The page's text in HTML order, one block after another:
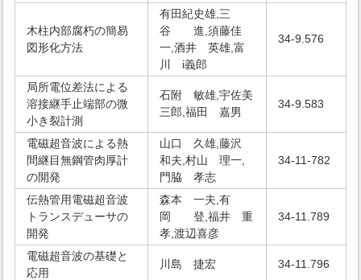
木柱内部腐朽の簡易
図形化方法
有田紀史雄,三
谷 進,須藤佳
一,酒井 英雄,富
川 i義郎
34-9.576
局所電位差法による
溶接継手止端部の微
小き裂計測
石附 敏雄,宇佐美
三郎,福田 嘉男
34-9.583
電磁超音波による熱
間継目無鋼管肉厚計
の開発
山口 久雄,藤沢
和夫,村山 理一,
門脇 孝志
34-11-782
伝熱管用電磁超音波
トランスデューサの
開発
森本 一夫,有
岡 登,福井 重
孝,渡辺喜彦
34-11.789
電磁超音波の基礎と
応用
川島 捷宏 34-11.796